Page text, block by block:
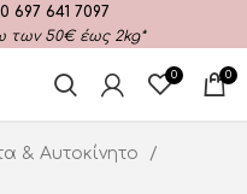
697 641 7097
των 50€ έως 2kg*
0 0
& Αυτοκίνητο